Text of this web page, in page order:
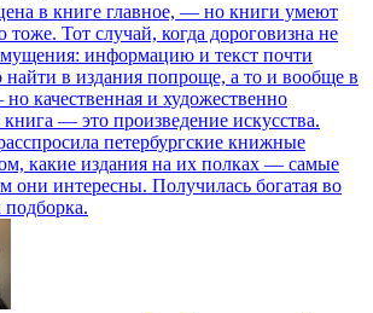
в книге главное, — но книги умеют
тоже. Тот случай, когда дороговизна не
информацию и текст почти
найти в издания попроще, а то и вообще в
качественная и художественно
— это произведение искусства.
петербургские книжные
какие издания на их полках — самые
они интересны. Получилась богатая во
подборка.